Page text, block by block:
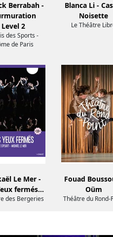
Berrabah -
Level 2
des Sports -
de Paris
Blanca Li -
Noisette
Le Théâtre
Le Mer -
fermés…
des Bergeries
Fouad
Oüm
Théâtre du Rond-